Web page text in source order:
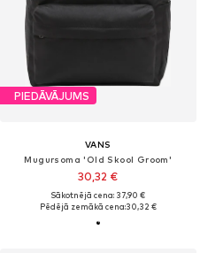
PIEDĀVĀJUMS
VANS
Mugursoma 'Old Skool Groom'
30,32 €
Sākotnējā cena: 37,90 €
Pēdējā zemākā cena:30,32 €